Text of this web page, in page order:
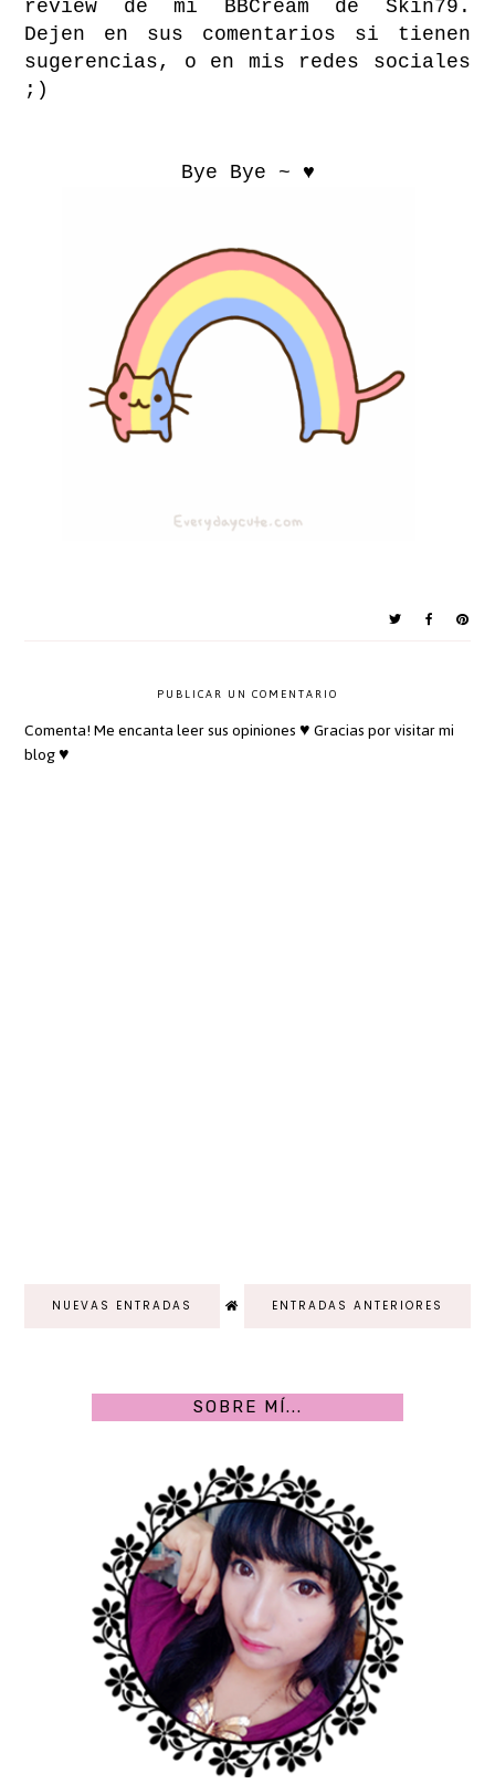
review de mi BBCream de Skin79.
Dejen en sus comentarios si tienen
sugerencias, o en mis redes sociales
;)
Bye Bye ~ ♥
PUBLICAR UN COMENTARIO
Comenta! Me encanta leer sus opiniones ♥ Gracias por visitar mi
blog ♥
NUEVAS ENTRADAS ENTRADAS ANTERIORES
SOBRE MÍ...